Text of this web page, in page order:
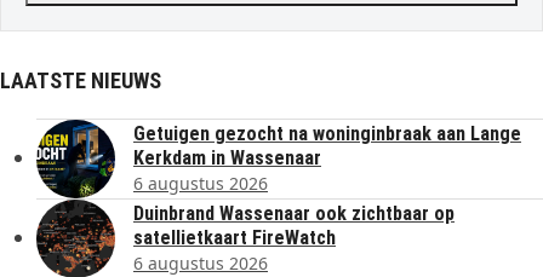
LAATSTE NIEUWS
Getuigen gezocht na woninginbraak aan Lange
Kerkdam in Wassenaar
6 augustus 2026
Duinbrand Wassenaar ook zichtbaar op
satellietkaart FireWatch
6 augustus 2026